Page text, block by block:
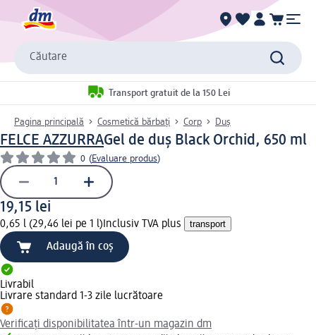
Căutare
Transport gratuit de la 150 Lei
Pagina principală Cosmetică bărbați Corp Duș
FELCE AZZURRAGel de duș Black Orchid, 650 ml
0 (Evaluare produs)
19,15 lei
0,65 l (29,46 lei pe 1 l) Inclusiv TVA plus transport
Adaugă în coș
Livrabil
Livrare standard 1-3 zile lucrătoare
Verificați disponibilitatea într-un magazin dm